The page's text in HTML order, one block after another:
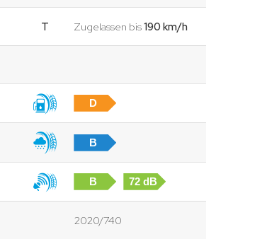
T Zugelassen bis190 km/h
D
B
B 72 dB
2020/740